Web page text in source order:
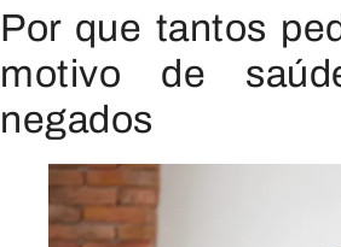
Por que tantos
motivo de
negados